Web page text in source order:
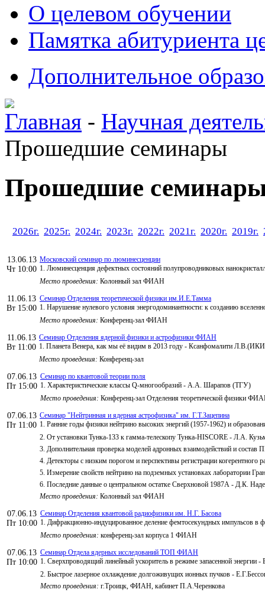
О целевом обучении
Памятка абитуриента
Дополнительное
Главная - Научная
Прошедшие семинары
Прошедшие
2026г. 2025г. 2024г. 2023г. 2022г. 2021г. 2020г. 2019г.
13.06.13
Чт 10:00
Московский семинар по люминесценции
1. Люминесценция дефектных состояний полупроводниковых
Место проведения: Колонный зал ФИАН
11.06.13
Вт 15:00
Семинар Отделения теоретической физики им.И.Е.Тамма
1. Нарушение нулевого условия энергодоминантности: к созданию
Место проведения: Конференц-зал ФИАН
11.06.13
Вт 11:00
Семинар Отделения ядерной физики и астрофизики ФИАН
1. Планета Венера, как мы её видим в 2013 году - Ксанфомалити
Место проведения: Конференц-зал
07.06.13
Пт 15:00
Семинар по квантовой теории поля
1. Характеристические классы Q-многообразий - А.А. Шарапов (ТГУ)
Место проведения: Конференц-зал Отделения теоретической физики
07.06.13
Пт 11:00
Семинар "Нейтринная и ядерная астрофизика" им. Г.Т.Зацепина
1. Ранние годы физики нейтрино высоких энергий (1957-1962) и
2. От установки Тунка-133 к гамма-телескопу Тунка-HISCORE - Л.А.
3. Дополнительная проверка моделей адронных взаимодействий и
4. Детекторы с низким порогом и перспективы регистрации
5. Измерение свойств нейтрино на подземных установках лаборатории
6. Последние данные о центральном остатке Сверхновой 1987А - Д.К.
Место проведения: Колонный зал ФИАН
07.06.13
Пт 10:00
Семинар Отделения квантовой радиофизики им. Н.Г. Басова
1. Дифракционно-индуцированное деление фемтосекундных импульсов
Место проведения: конференц-зал корпуса 1 ФИАН
07.06.13
Пт 10:00
Семинар Отдела ядерных исследований ТОП ФИАН
1. Сверхпроводящий линейный ускоритель в режиме запасенной энергии -
2. Быстрое лазерное охлаждение долгоживущих ионных пучков -
Место проведения: г.Троицк, ФИАН, кабинет П.А.Черенкова